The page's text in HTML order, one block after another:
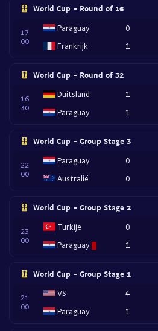
World Cup - Round of 16
17
00
Paraguay
Frankrijk
0
1
World Cup - Round of 32
16
30
Duitsland
Paraguay
1
1
World Cup - Group Stage 3
22
00
Paraguay
Australië
0
0
World Cup - Group Stage 2
23
00
Turkije
Paraguay
0
1
World Cup - Group Stage 1
21
00
VS
Paraguay
4
1